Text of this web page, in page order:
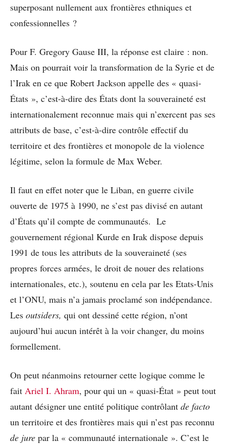
superposant nullement aux frontières ethniques et
confessionnelles ?
Pour F. Gregory Gause III, la réponse est claire : non.
Mais on pourrait voir la transformation de la Syrie et de
l’Irak en ce que Robert Jackson appelle des « quasi-
États », c’est-à-dire des États dont la souveraineté est
internationalement reconnue mais qui n’exercent pas ses
attributs de base, c’est-à-dire contrôle effectif du
territoire et des frontières et monopole de la violence
légitime, selon la formule de Max Weber.
Il faut en effet noter que le Liban, en guerre civile
ouverte de 1975 à 1990, ne s’est pas divisé en autant
d’États qu’il compte de communautés. Le
gouvernement régional Kurde en Irak dispose depuis
1991 de tous les attributs de la souveraineté (ses
propres forces armées, le droit de nouer des relations
internationales, etc.), soutenu en cela par les Etats-Unis
et l’ONU, mais n’a jamais proclamé son indépendance.
Les outsiders, qui ont dessiné cette région, n’ont
aujourd’hui aucun intérêt à la voir changer, du moins
formellement.
On peut néanmoins retourner cette logique comme le
fait Ariel I. Ahram, pour qui un « quasi-État » peut tout
autant désigner une entité politique contrôlant de facto
un territoire et des frontières mais qui n’est pas reconnu
de jure par la « communauté internationale ». C’est le